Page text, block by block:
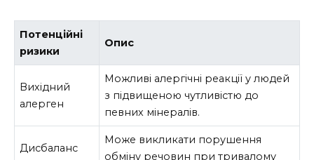
Потенційні
ризики
Опис
Вихідний
алерген
Можливі алергічні реакції у людей
з підвищеною чутливістю до
певних мінералів.
Дисбаланс
Може викликати порушення
обміну речовин при тривалому